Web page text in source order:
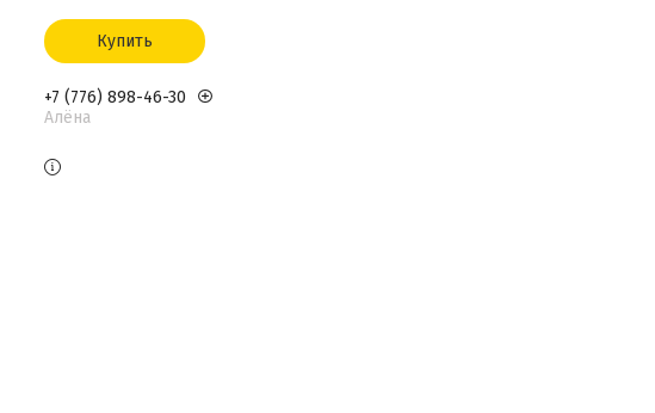
Купить
+7 (776) 898-46-30
Алёна